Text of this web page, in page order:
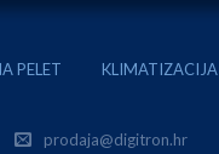
PELET KLIMATIZACIJA
prodaja@digitron.hr